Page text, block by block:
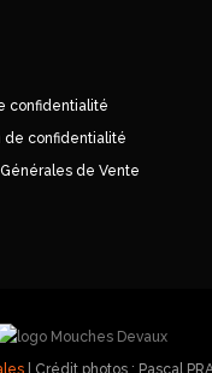
confidentialité
de confidentialité
de Vente
| Crédit photos : Pascal